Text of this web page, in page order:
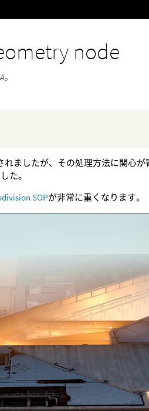
node
れましたが、その処理方法に関心
た。
SOPが非常に重くなります。